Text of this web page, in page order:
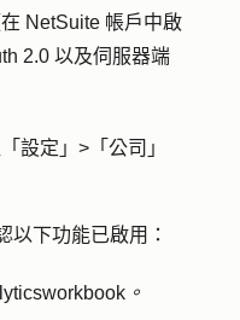
NetSuite 帳戶中啟
2.0 以及伺服器端
設定 」>「 公司 」
以下功能已啟用：
。